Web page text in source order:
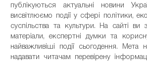
публікуються актуальні новини
висвітлюємо події у сфері політики,
суспільства та культури. На сайті ви
матеріали, експертні думки та
найважливіші події сьогодення.
надавати читачам перевірену